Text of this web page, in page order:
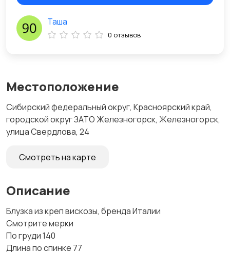
Местоположение
Сибирский федеральный округ, Красноярский край,
городской округ ЗАТО Железногорск, Железногорск,
улица Свердлова, 24
Смотреть на карте
Описание
Блузка из креп вискозы, бренда Италии
Смотрите мерки
По груди 140
Длина по спинке 77
Таша
0 отзывов